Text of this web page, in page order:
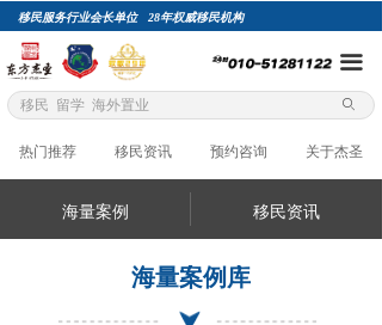
移民服务行业会长单位 28年权威移民机构
끀
网站首页
项目自选
精英团队
成功案例
ꄙ
热门推荐 移民资讯 预约咨询 关于杰圣
海量案例 移民资讯
海量案例库